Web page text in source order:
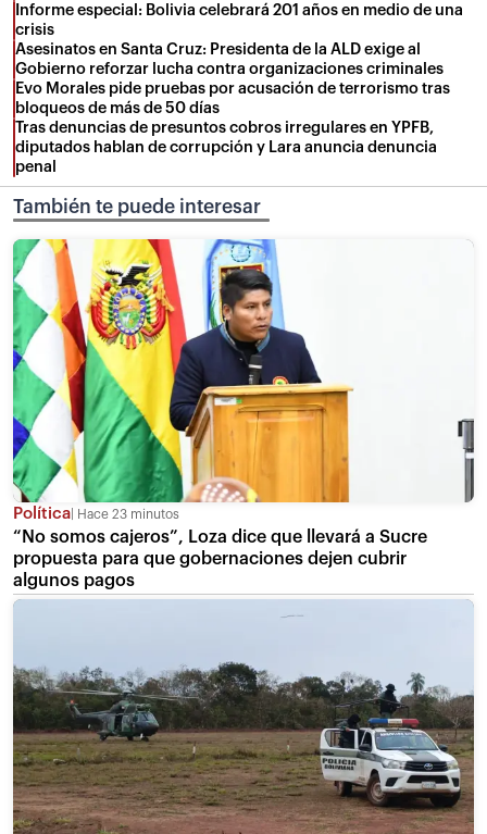
Informe especial: Bolivia celebrará 201 años en medio de una
crisis
Asesinatos en Santa Cruz: Presidenta de la ALD exige al
Gobierno reforzar lucha contra organizaciones criminales
Evo Morales pide pruebas por acusación de terrorismo tras
bloqueos de más de 50 días
Tras denuncias de presuntos cobros irregulares en YPFB,
diputados hablan de corrupción y Lara anuncia denuncia
penal
También te puede interesar
Política Hace 23 minutos
“No somos cajeros”, Loza dice que llevará a Sucre
propuesta para que gobernaciones dejen cubrir
algunos pagos